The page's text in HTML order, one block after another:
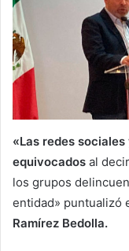
«Las redes
equivocados al
los grupos
entidad» puntualizó
Ramírez Bedolla.